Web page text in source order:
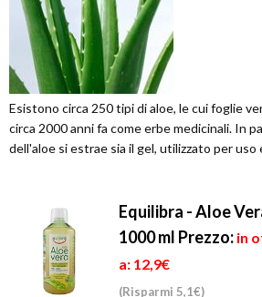
Esistono circa 250 tipi di aloe, le cui foglie
circa 2000 anni fa come erbe medicinali. In
dell'aloe si estrae sia il gel, utilizzato per uso
Equilibra - Aloe
1000 ml Prezzo: in
a: 12,9€
(Risparmi 5,1€)